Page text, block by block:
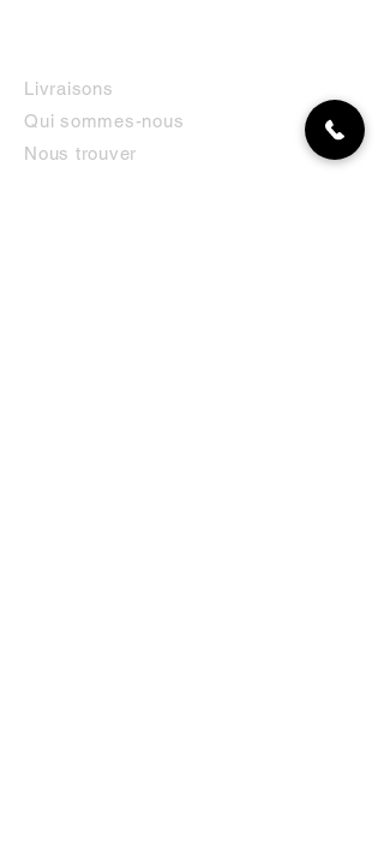
Livraisons
Qui sommes-nous
Nous trouver